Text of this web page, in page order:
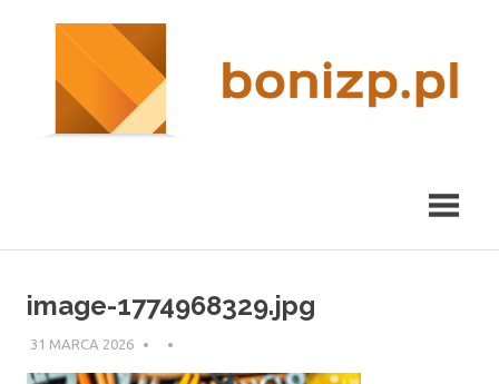
nieruchomości
Kraków
image-1774968329.jpg
31 MARCA 2026